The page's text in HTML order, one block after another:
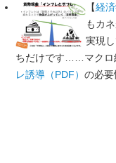
【経
もカ
実現
ちだけです……マクロ
レ誘導（PDF） の必